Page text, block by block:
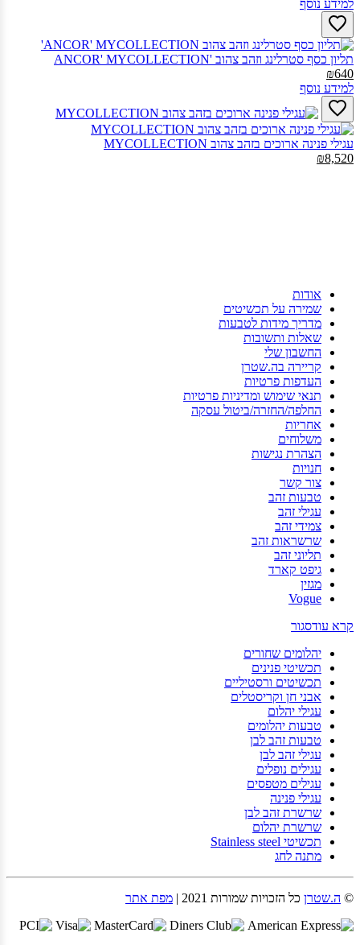
למידע נוסף
תליון כסף סטרלינג וזהב צהוב ANCOR' MYCOLLECTION'‎
₪640
למידע נוסף
עגילי פנינה ארוכים בזהב צהוב MYCOLLECTION‎
₪8,520
אודות
שמירה על תכשיטים
מדריך מידות לטבעות
שאלות ותשובות
החשבון שלי
קריירה בה.שטרן
העדפות פרטיות
תנאי שימוש ומדיניות פרטיות
החלפה/החזרה/ביטול עסקה
אחריות
משלוחים
הצהרת נגישות
חנויות
צור קשר
טבעות זהב
עגילי זהב
צמידי זהב
שרשראות זהב
תליוני זהב
גיפט קארד
מגזין
Vogue
קרא עודסגור
יהלומים שחורים
תכשיטי פנינים
תכשיטים ורסטיליים
אבני חן וקריסטלים
עגילי יהלום
טבעות יהלומים
טבעות זהב לבן
עגילי זהב לבן
עגילים נופלים
עגילים מטפסים
עגילי פנינה
שרשרת זהב לבן
שרשרת יהלום
תכשיטי Stainless steel
מתנה לחג
© ה.שטרן כל הזכויות שמורות 2021 | מפת אתר